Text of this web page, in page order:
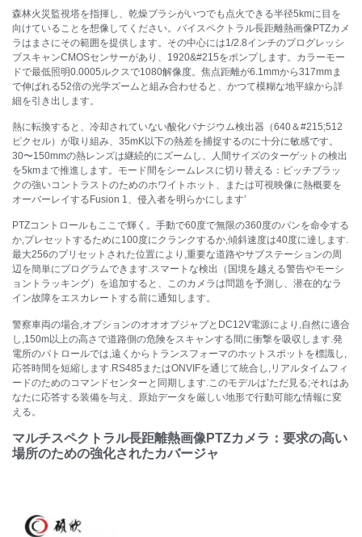
森林火災監視塔を指揮し、乾燥ブラシがいつでも点火できる半径5kmに目を
向けていることを想像してください。バイスペクトラル長距離熱画像PTZカメ
ラはまさにその範囲を提供します。その中心には1/2.8インチのプログレッシ
ブスキャンCMOSセンサーがあり、1920&#215をポンプします。カラーモー
ドで最低照明0.0005ルクスで1080解像度。焦点距離が6.1mmから317mmま
で伸ばれる52倍の光学ズームと組み合わせると、かつて模糊な地平線から詳
細を引き出します。
熱に転換すると、冷却されていない酸化バナジウム検出器（640＆#215;512
ピクセル）が取り組み、35mK以下の熱差を捕捉するのに十分に敏感です。
30〜150mmの熱レンズは継続的にズームし、人間サイズのターゲットの検出
を5kmまで推進します。モード間をシームレスに切り替える：ピッチブラッ
クの強いコントラストのためのホワイトホット、または可視映像に熱概要を
オーバーレイするFusion 1、侵入者を明らかにします’
PTZコントロールもここで輝く。手動で60度で無限の360度のパンを命令する
か,プレセットするために100度にクランクするか,傾斜速度は40度に達します.
最大256のプリセットされた位置により,重要な道路やサブステーションの周
辺を簡単にプログラムできます.スマートな検出（国境を越える警告やモーシ
ョントラッキング）を追加すると、このカメラは問題を予測し、潜在的なラ
イン故障をエスカレートする前に通知します。
警察車両の場合,オプションのオオオブジャブとDC12V電源により,自然に適合
し,150m以上の高さで道路側の危険をスキャンする間に衝撃を吸収します.発
電所のパトロールでは,遠くからトランスフォーマのホットスポットを標識し,
応答時間を短縮します.RS485またはONVIFを通じて統合し,リアルタイムフィ
ードのためのコマンドセンターと同期します.このモデルは’ただ見る;それはあ
なたに応答する装備を与え、原始データを厳しい地形で行動可能な情報に変
える。
マルチスペクトラル長距離熱画像PTZカメラ：要求の高い
場所のための強化されたカバージャ